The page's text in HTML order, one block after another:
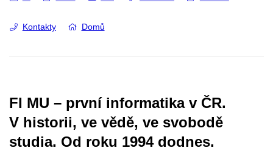
Kontakty Domů
FI MU – první informatika v ČR.
V historii, ve vědě, ve svobodě
studia. Od roku 1994 dodnes.